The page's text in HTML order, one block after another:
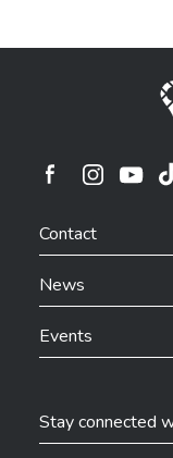
Ville de
Contact
News
Events
Stay connected